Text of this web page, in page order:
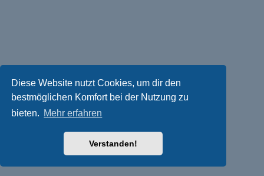
Diese Website nutzt Cookies, um dir den
bestmöglichen Komfort bei der Nutzung zu
bieten. Mehr erfahren
Verstanden!